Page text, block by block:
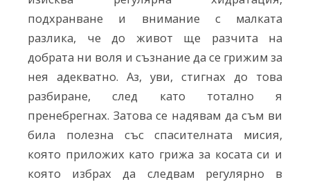
подхранване и внимание с малката
разлика, че до живот ще разчита на
добрата ни воля и съзнание да се грижим за
нея адекватно. Аз, уви, стигнах до това
разбиране, след като тотално я
пренебрегнах. Затова се надявам да съм ви
била полезна със спасителната мисия,
която приложих като грижа за косата си и
която избрах да следвам регулярно в